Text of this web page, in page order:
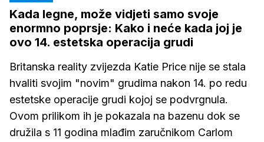
Kada legne, može vidjeti samo svoje
enormno poprsje: Kako i neće kada joj je
ovo 14. estetska operacija grudi
Britanska reality zvijezda Katie Price nije se stala
hvaliti svojim "novim" grudima nakon 14. po redu
estetske operacije grudi kojoj se podvrgnula.
Ovom prilikom ih je pokazala na bazenu dok se
družila s 11 godina mlađim zaručnikom Carlom